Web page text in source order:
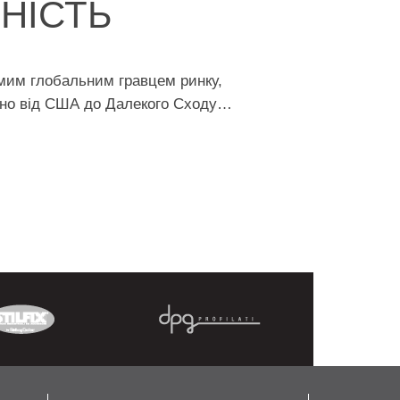
глобальним гравцем ринку,
від США до Далекого Сходу…